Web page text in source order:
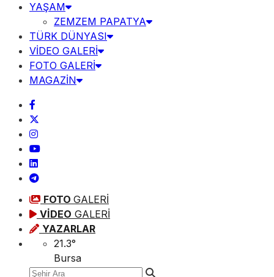
YAŞAM
ZEMZEM PAPATYA
TÜRK DÜNYASI
VİDEO GALERİ
FOTO GALERİ
MAGAZİN
FOTO GALERİ
VİDEO GALERİ
YAZARLAR
21.3°
Bursa